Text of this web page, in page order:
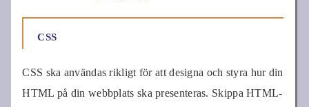
CSS
CSS ska användas rikligt för att designa och styra hur din
HTML på din webbplats ska presenteras. Skippa HTML-